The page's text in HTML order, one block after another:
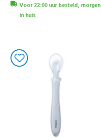
Voor 22:00 uur besteld, morgen
in huis